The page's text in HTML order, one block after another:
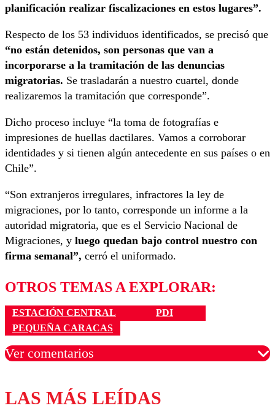
planificación realizar fiscalizaciones en estos lugares”.
Respecto de los 53 individuos identificados, se precisó que
“no están detenidos, son personas que van a
incorporarse a la tramitación de las denuncias
migratorias. Se trasladarán a nuestro cuartel, donde
realizaremos la tramitación que corresponde”.
Dicho proceso incluye “la toma de fotografías e
impresiones de huellas dactilares. Vamos a corroborar
identidades y si tienen algún antecedente en sus países o en
Chile”.
“Son extranjeros irregulares, infractores la ley de
migraciones, por lo tanto, corresponde un informe a la
autoridad migratoria, que es el Servicio Nacional de
Migraciones, y luego quedan bajo control nuestro con
firma semanal”, cerró el uniformado.
OTROS TEMAS A EXPLORAR:
ESTACIÓN CENTRAL
PDI
PEQUEÑA CARACAS
Ver comentarios
Los comentarios son moderados para garantizar un
diálogo respetuoso.
LAS MÁS LEÍDAS